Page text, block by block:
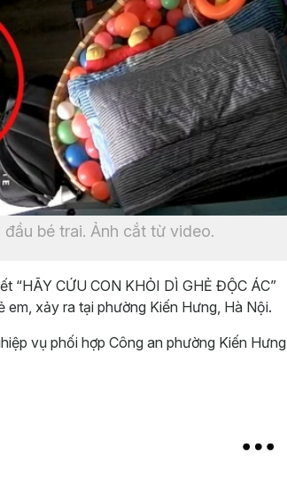
bé trai. Ảnh cắt từ video.
“HÃY CỨU CON KHỎI DÌ GHẺ ĐỘC ÁC”
xảy ra tại phường Kiến Hưng, Hà Nội.
vụ phối hợp Công an phường Kiến Hưng